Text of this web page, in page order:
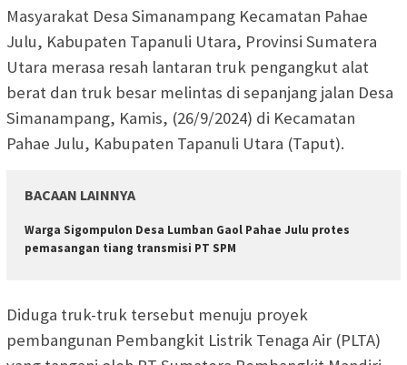
Masyarakat Desa Simanampang Kecamatan Pahae
Julu, Kabupaten Tapanuli Utara, Provinsi Sumatera
Utara merasa resah lantaran truk pengangkut alat
berat dan truk besar melintas di sepanjang jalan Desa
Simanampang, Kamis, (26/9/2024) di Kecamatan
Pahae Julu, Kabupaten Tapanuli Utara (Taput).
BACAAN LAINNYA
Warga Sigompulon Desa Lumban Gaol Pahae Julu protes
pemasangan tiang transmisi PT SPM
Diduga truk-truk tersebut menuju proyek
pembangunan Pembangkit Listrik Tenaga Air (PLTA)